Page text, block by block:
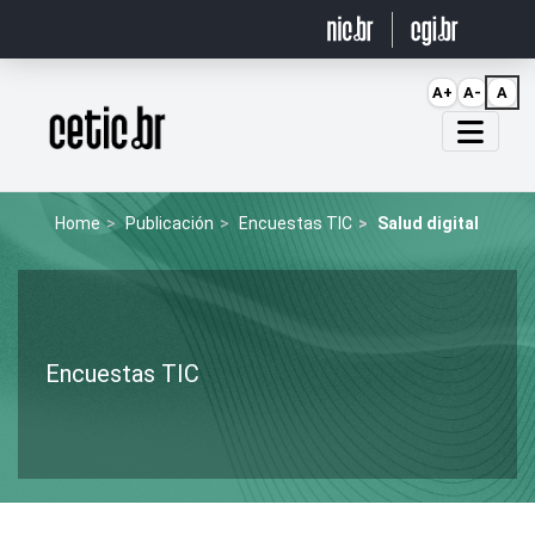
Página inicial
Home Publicación Encuestas TIC Salud digital
Encuestas TIC
A+ A- A